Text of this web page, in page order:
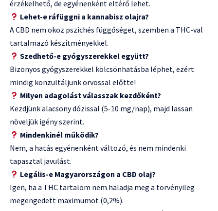
érzékelhető, de egyénenként eltérő lehet.
Lehet-e ráfüggni a kannabisz olajra?
A CBD nem okoz pszichés függőséget, szemben a THC-val
tartalmazó készítményekkel.
Szedhető-e gyógyszerekkel együtt?
Bizonyos gyógyszerekkel kölcsönhatásba léphet, ezért
mindig konzultáljunk orvossal előtte!
Milyen adagolást válasszak kezdőként?
Kezdjünk alacsony dózissal (5-10 mg/nap), majd lassan
növeljük igény szerint.
Mindenkinél működik?
Nem, a hatás egyénenként változó, és nem mindenki
tapasztal javulást.
Legális-e Magyarországon a CBD olaj?
Igen, ha a THC tartalom nem haladja meg a törvényileg
megengedett maximumot (0,2%).